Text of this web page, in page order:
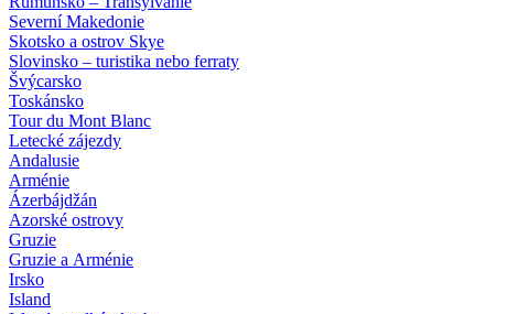
Severní Makedonie
Skotsko a ostrov Skye
Slovinsko – turistika nebo ferraty
Švýcarsko
Toskánsko
Tour du Mont Blanc
Letecké zájezdy
Andalusie
Arménie
Ázerbájdžán
Azorské ostrovy
Gruzie
Gruzie a Arménie
Irsko
Island